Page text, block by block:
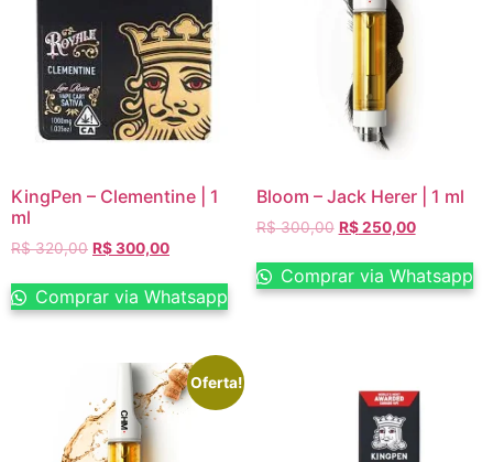
KingPen – Clementine | 1
ml
R$320,00 R$300,00
Comprar via Whatsapp
Bloom – Jack Herer | 1 ml
R$300,00 R$250,00
Comprar via Whatsapp
Oferta!